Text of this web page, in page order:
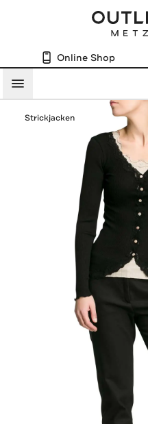
Online Shop
Menü
Strickjacken